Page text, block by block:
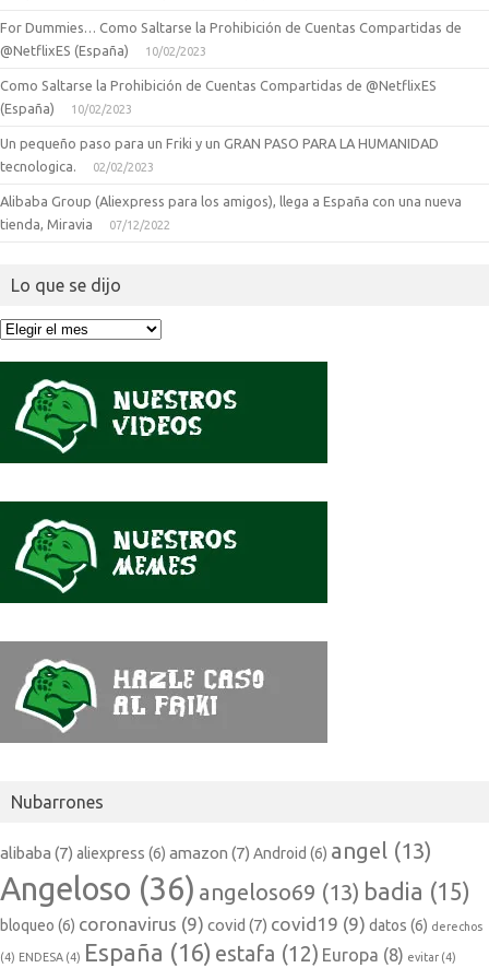
For Dummies… Como Saltarse la Prohibición de Cuentas Compartidas de
@NetflixES (España)
10/02/2023
Como Saltarse la Prohibición de Cuentas Compartidas de @NetflixES
(España)
10/02/2023
Un pequeño paso para un Friki y un GRAN PASO PARA LA HUMANIDAD
tecnologica.
02/02/2023
Alibaba Group (Aliexpress para los amigos), llega a España con una nueva
tienda, Miravia
07/12/2022
Lo que se dijo
Lo
Nubarrones
alibaba (7) aliexpress (6) amazon (7) Android (6) angel (13)
Angeloso (36) angeloso69 (13) badia (15)
bloqueo (6) coronavirus (9) covid (7) covid19 (9) datos (6) derechos
(4) ENDESA (4) España (16) estafa (12) Europa (8) evitar (4)